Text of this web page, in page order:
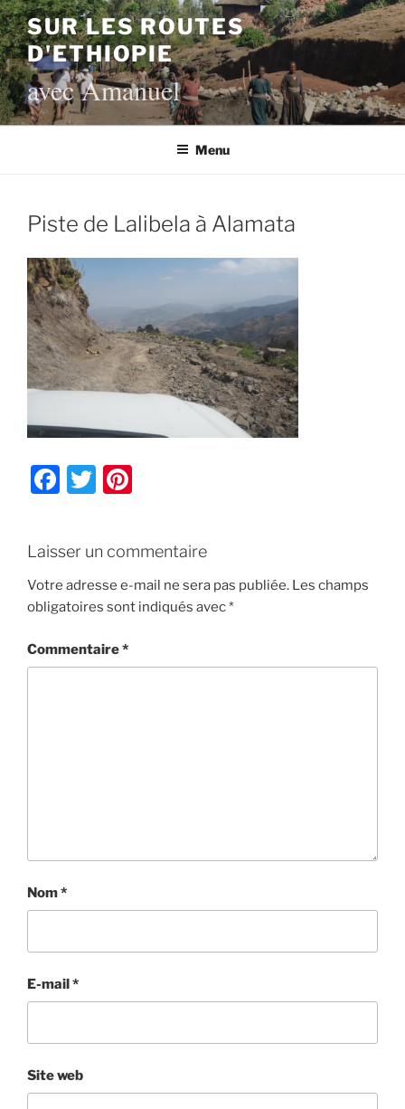
Aller
au
contenu
principal
SUR LES ROUTES
D'ETHIOPIE
avec Amanuel
Menu
Piste de Lalibela à Alamata
F
e
b
o
o
T
er e
st
Laisser un commentaire
Votre adresse e-mail ne sera pas publiée. Les champs
obligatoires sont indiqués avec*
Commentaire*
Nom*
E-mail*
Site web